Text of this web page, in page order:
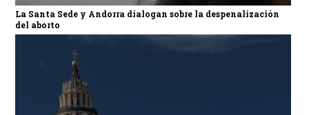
La Santa Sede y Andorra dialogan sobre la despenalización
del aborto